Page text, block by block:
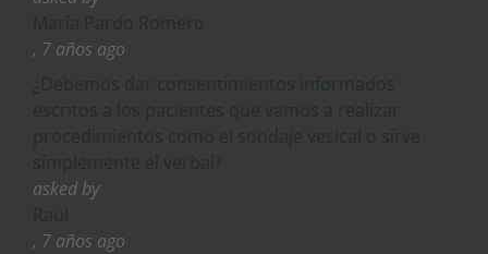
, 7 años ago
asked by
, 7 años ago